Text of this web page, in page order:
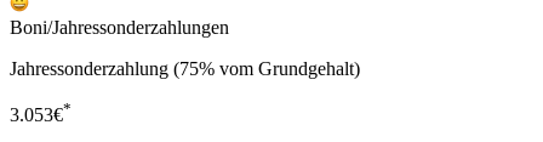
Boni/Jahressonderzahlungen
Jahressonderzahlung (75% vom Grundgehalt)
3.053€*